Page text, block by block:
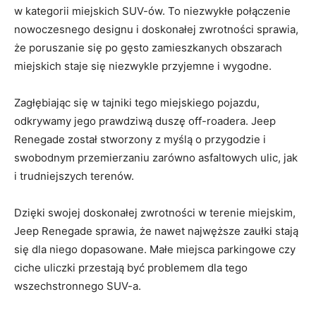
w kategorii miejskich SUV-ów. To niezwykłe połączenie
nowoczesnego designu​ i doskonałej zwrotności sprawia,
że ⁢poruszanie się po gęsto zamieszkanych​ obszarach‍
miejskich staje się niezwykle przyjemne‍ i wygodne.
Zagłębiając‌ się w tajniki tego miejskiego pojazdu,
odkrywamy jego‍ prawdziwą⁣ duszę off-roadera. Jeep
Renegade został stworzony z myślą o przygodzie i
swobodnym przemierzaniu ⁢zarówno asfaltowych⁤ ulic, jak
i ⁣trudniejszych ‍terenów.
Dzięki swojej doskonałej zwrotności w ‍terenie miejskim,
Jeep Renegade sprawia,⁣ że nawet najwęższe zaułki stają
się‍ dla⁤ niego dopasowane. Małe miejsca parkingowe czy
ciche uliczki przestają być problemem dla tego
wszechstronnego SUV-a.